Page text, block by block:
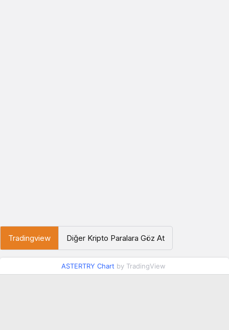
Tradingview Diğer Kripto Paralara Göz At
ASTERTRY Chart by TradingView